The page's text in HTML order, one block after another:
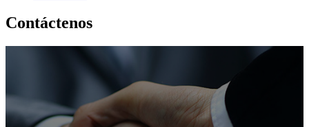
Contáctenos